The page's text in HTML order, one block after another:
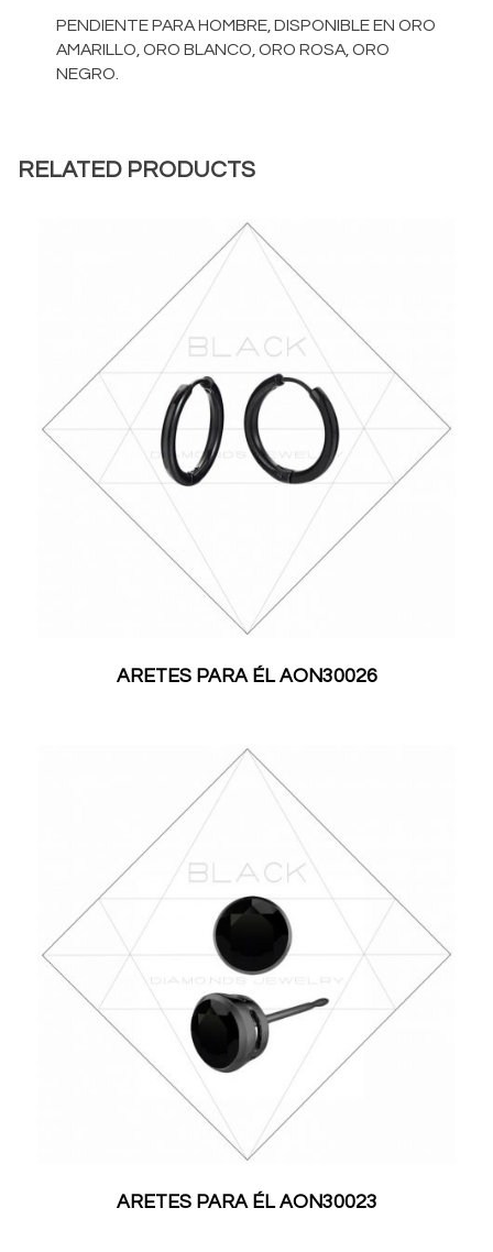
PENDIENTE PARA HOMBRE, DISPONIBLE EN ORO
AMARILLO, ORO BLANCO, ORO ROSA, ORO
NEGRO.
RELATED PRODUCTS
ARETES PARA ÉL AON30026
ARETES PARA ÉL AON30023